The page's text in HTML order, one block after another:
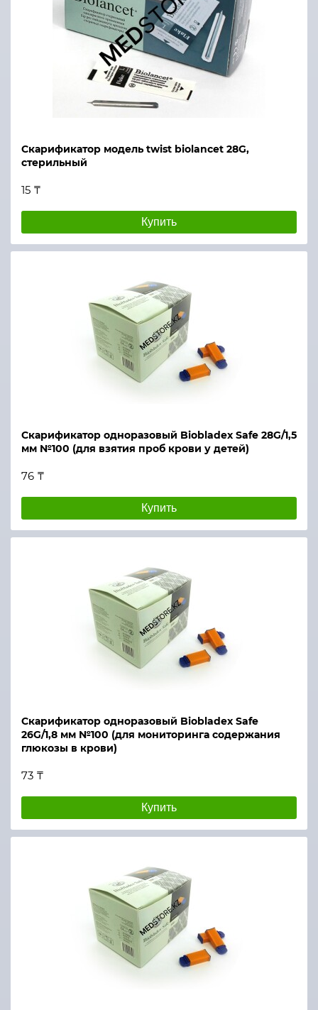
Скарификатор модель twist biolancet 28G,
стерильный
15 ₸
Купить
Скарификатор одноразовый Biobladex Safe 28G/1,5
мм №100 (для взятия проб крови у детей)
76 ₸
Купить
Скарификатор одноразовый Biobladex Safe
26G/1,8 мм №100 (для мониторинга содержания
глюкозы в крови)
73 ₸
Купить